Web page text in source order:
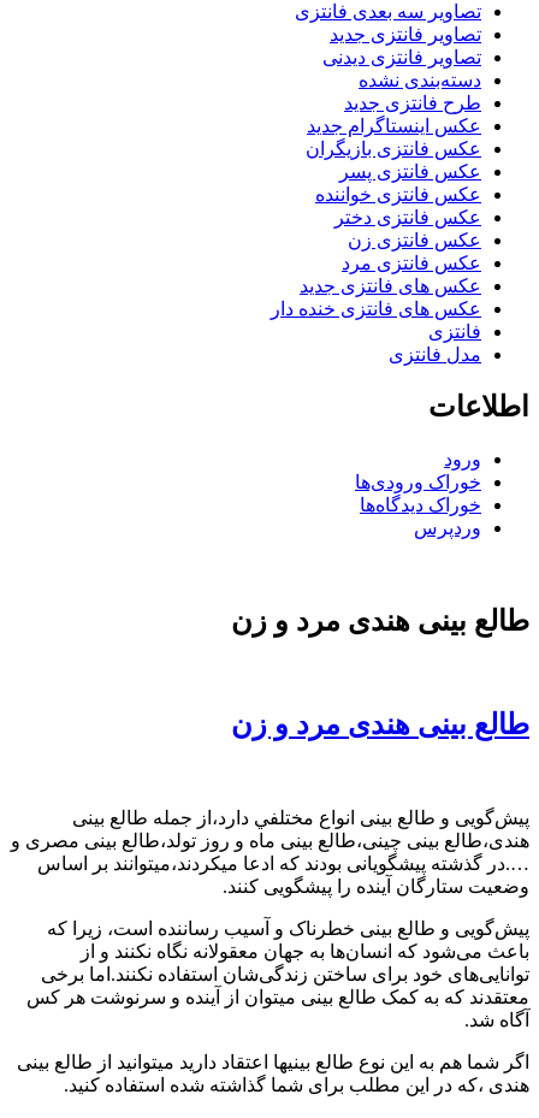
تصاویر سه بعدی فانتزی
تصاویر فانتزی جدید
تصاویر فانتزی دیدنی
دسته‌بندی نشده
طرح فانتزی جدید
عکس اینستاگرام جدید
عکس فانتزی بازیگران
عکس فانتزی پسر
عکس فانتزی خواننده
عکس فانتزی دختر
عکس فانتزی زن
عکس فانتزی مرد
عکس های فانتزی جدید
عکس های فانتزی خنده دار
فانتزی
مدل فانتزی
اطلاعات
ورود
خوراک ورودی‌ها
خوراک دیدگاه‌ها
وردپرس
طالع بینی هندی مرد و زن
طالع بینی هندی مرد و زن
پیش‌گویی و طالع‌ بینی انواع مختلفي دارد،از جمله طالع بینی
هندی،طالع بینی چینی،طالع بینی ماه و روز تولد،طالع بینی مصری و
….در گذشته پیشگویانی بودند که ادعا میکردند،میتوانند بر اساس
وضعیت ستارگان آینده را پیشگویی کنند.
پیش‌گویی و طالع‌ بینی خطرناک و آسیب رساننده است، زیرا که
باعث می‌شود که انسان‌ها به جهان معقولانه نگاه نکنند و از
توانایی‌های خود برای ساختن زندگی‌شان استفاده نکنند.اما برخی
معتقدند که به کمک طالع بینی میتوان از آینده و سرنوشت هر کس
آگاه شد.
اگر شما هم به این نوع طالع بینیها اعتقاد دارید میتوانید از طالع بینی
هندی ،که در این مطلب برای شما گذاشته شده استفاده کنید.